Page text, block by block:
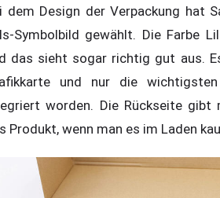
dem Design der Verpackung hat
Symbolbild gewählt. Die Farbe
das sieht sogar richtig gut aus.
und nur die wichtigsten
worden. Die Rückseite gibt
Produkt, wenn man es im Laden